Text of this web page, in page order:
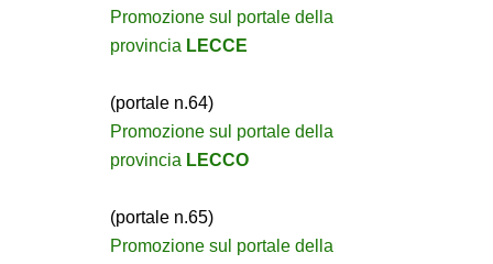
Promozione sul portale della
provincia LECCE
(portale n.64)
Promozione sul portale della
provincia LECCO
(portale n.65)
Promozione sul portale della